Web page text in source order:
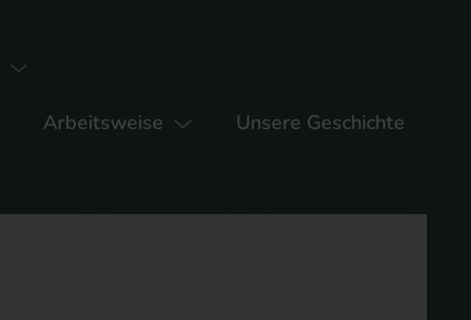
Arbeitsweise Unsere Geschichte